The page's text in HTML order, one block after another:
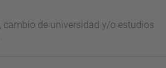
cambio de universidad y/o estudios